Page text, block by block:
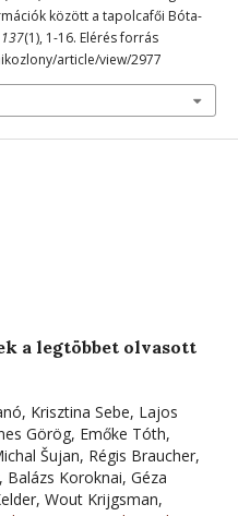
között a tapolcafői Bóta-
137(1), 1-16. Elérés forrás
article/view/2977
a legtöbbet olvasott
Krisztina Sebe, Lajos
Görög, Emőke Tóth,
Šujan, Régis Braucher,
Balázs Koroknai, Géza
Wout Krijgsman,